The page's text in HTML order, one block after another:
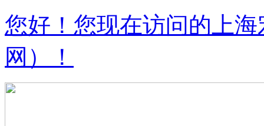
您好！您现在访问的上
网）！